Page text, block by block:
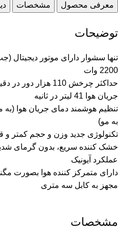
معرفی محصول مشخصات
توضیحات
تنها سشوار دارای موتور دیجیتال
2200 وات
حداکثر چرخش 110 هزار دور در دقیقه
جریان هوا 41 لیتر در ثانیه
تنظیم هوشمند دمای جریان هوا
به مو)
تکنولوژی جدید وزن و حجم کمتر و
خشک کننده سریع، بدون گرمای
عملکرد آیونیک
دارای متمرکز کننده هوا بصورت
مجهز به کابل سه متری
مشخصات